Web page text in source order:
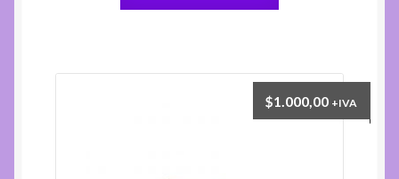
$1.000,00 +IVA